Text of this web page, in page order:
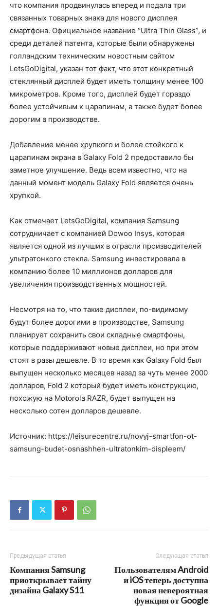
что компания продвинулась вперед и подала три
связанных товарных знака для нового дисплея
смартфона. Официальное название “Ultra Thin Glass”, и
среди деталей патента, которые были обнаружены
голландским техническим новостным сайтом
LetsGoDigital, указан тот факт, что этот конкретный
стеклянный дисплей будет иметь толщину менее 100
микрометров. Кроме того, дисплей будет гораздо
более устойчивым к царапинам, а также будет более
дорогим в производстве.
Добавление менее хрупкого и более стойкого к
царапинам экрана в Galaxy Fold 2 предоставило бы
заметное улучшение. Ведь всем известно, что на
данный момент модель Galaxy Fold является очень
хрупкой.
Как отмечает LetsGoDigital, компания Samsung
сотрудничает с компанией Dowoo Insys, которая
является одной из лучших в отрасли производителей
ультратонкого стекла. Samsung инвестировала в
компанию более 10 миллионов долларов для
увеличения производственных мощностей.
Несмотря на то, что такие дисплеи, по-видимому
будут более дорогими в производстве, Samsung
планирует сохранить свои складные смартфоны,
которые поддерживают новые дисплеи, но при этом
стоят в разы дешевле. В то время как Galaxy Fold был
выпущен несколько месяцев назад за чуть менее 2000
долларов, Fold 2 который будет иметь конструкцию,
похожую на Motorola RAZR, будет выпущен на
несколько сотен долларов дешевле.
Источник: https://leisurecentre.ru/novyj-smartfon-ot-
samsung-budet-osnashhen-ultratonkim-displeem/
Предыдущая статья
Компания Samsung
приоткрывает тайну
дизайна Galaxy S11
Следующая статья
Пользователям Android
и iOS теперь доступна
новая невероятная
функция от Google